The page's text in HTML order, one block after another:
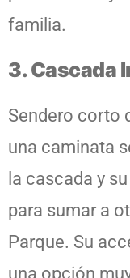
familia.
3. Cascada
Sendero corto
una caminata
la cascada y
para sumar a
Parque. Su
una opción